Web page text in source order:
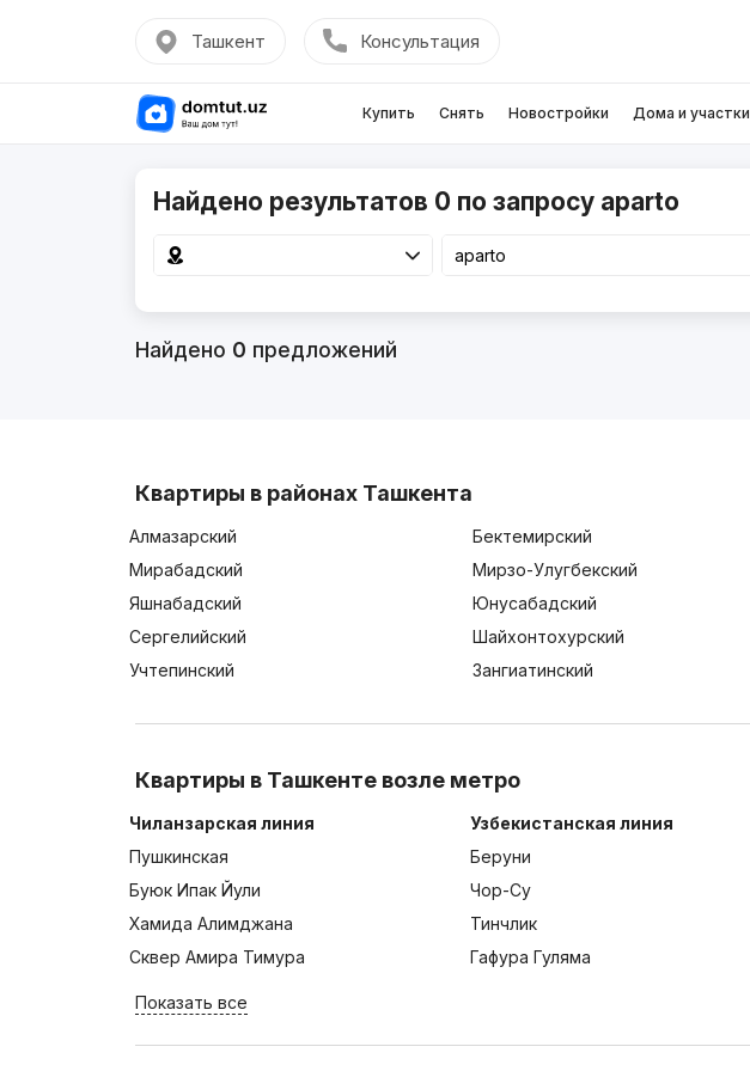
Ташкент Консультация
Купить Снять Новостройки Дома и участки
Найдено результатов 0 по запросу aparto
Найдено 0 предложений
Квартиры в районах Ташкента
Алмазарский Бектемирский
Мирабадский
Мирзо-Улугбекский
Яшнабадский
Юнусабадский
Сергелийский
Шайхонтохурский
Учтепинский
Зангиатинский
Квартиры в Ташкенте возле метро
Чиланзарская линия
Пушкинская
Буюк Ипак Йули
Хамида Алимджана
Сквер Амира Тимура
Узбекистанская линия
Беруни
Чор-Су
Тинчлик
Гафура Гуляма
Показать все